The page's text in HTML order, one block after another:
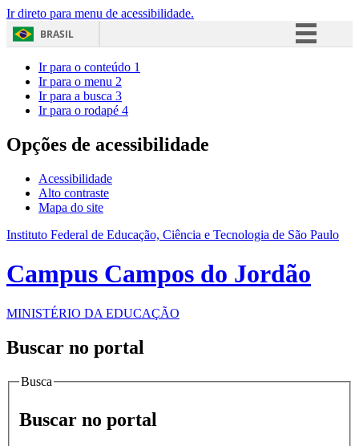
Ir direto para menu de acessibilidade.
BRASIL
Acesso à informação
Ir para o conteúdo 1
Ir para o menu 2
Ir para a busca 3
Ir para o rodapé 4
Opções de acessibilidade
Acessibilidade
Alto contraste
Mapa do site
Instituto Federal de Educação, Ciência e Tecnologia de São Paulo
Campus Campos do Jordão
MINISTÉRIO DA EDUCAÇÃO
Buscar no portal
Busca
Buscar no portal